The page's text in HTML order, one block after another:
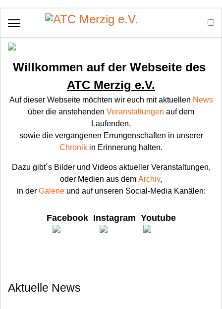
Willkommen auf der Webseite des
ATC Merzig e.V.
Auf dieser Webseite möchten wir euch mit aktuellen News
über die anstehenden Veranstaltungen auf dem
Laufenden,
sowie die vergangenen Errungenschaften in unserer
Chronik in Erinnerung halten.
Dazu gibt´s Bilder und Videos aktueller Veranstaltungen,
oder Medien aus dem Archiv,
in der Galerieund auf unseren Social-Media Kanälen:
Facebook Instagram Youtube
Aktuelle News